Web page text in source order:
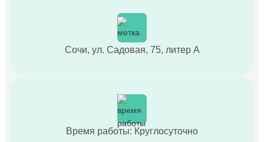
Сочи, ул. Садовая, 75, литер А
Время работы: Круглосуточно